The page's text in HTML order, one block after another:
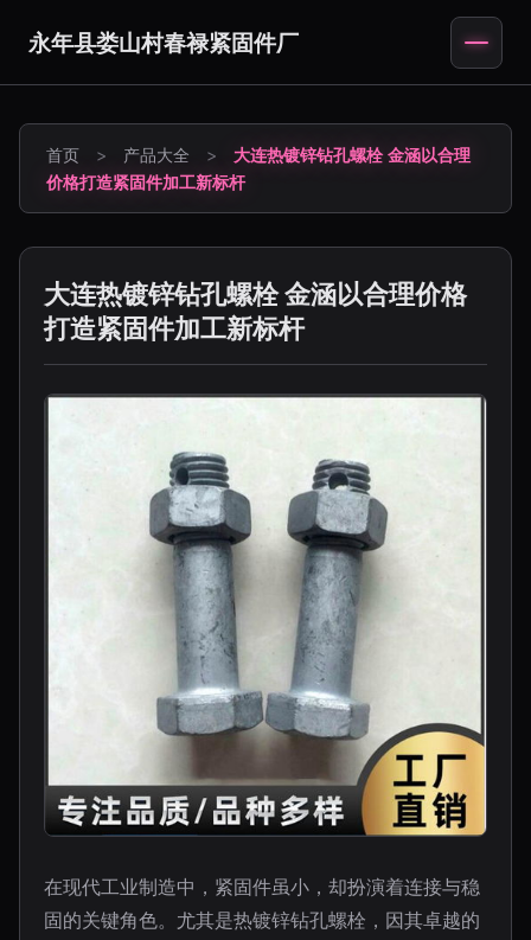
永年县娄山村春禄紧固件厂
首页 > 产品大全 >
大连热镀锌钻孔螺栓 金涵以合理
价格打造紧固件加工新标杆
大连热镀锌钻孔螺栓 金涵以合理价格
打造紧固件加工新标杆
在现代工业制造中，紧固件虽小，却扮演着连接与稳
固的关键角色。尤其是热镀锌钻孔螺栓，因其卓越的